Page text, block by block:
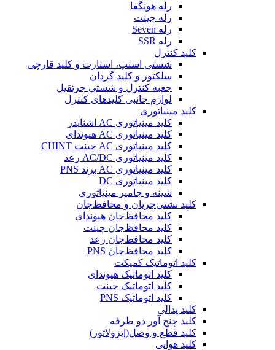
رله هونگفا
رله چینت
رله Seven
رله SSR
کلید کنترل
شستی استپ، استارت و کلید قارچی
سلکتور و کلید گردان
جعبه کنترل و شستی جرثقیل
لوازم جانبی کلیدهای کنترل
کلید مینیاتوری
کلید مینیاتوری AC اشنایدر
کلید مینیاتوری AC هیوندای
کلید مینیاتوری AC چینت CHINT
کلید مینیاتوری AC/DC رعد
کلید مینیاتوری AC برند PNS
کلید مینیاتوری DC
شینه و جامپر مینیاتوری
کلید نشتی‌جریان و محافظ‌جان
کلید محافظ‌جان هیوندای
کلید محافظ‌جان چینت
کلید محافظ‌جان رعد
کلید محافظ‌جان PNS
کلید اتوماتیک کمپکت
کلید اتوماتیک هیوندای
کلید اتوماتیک چینت
کلید اتوماتیک PNS
کلید پدالی
کلید چنج آور دو طرفه
کلید قطع و وصل(ایزولاتور)
کلید هوایی